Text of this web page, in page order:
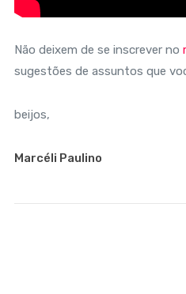
Não deixem de se inscrever no
sugestões de assuntos que
beijos,
Marcéli Paulino